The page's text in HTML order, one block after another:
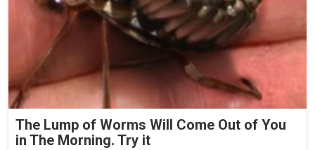
The Lump of Worms Will Come Out of You
in The Morning. Try it